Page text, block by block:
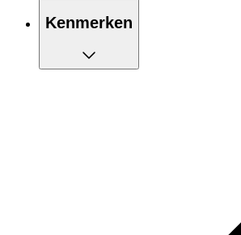
BPA-vrij
Kenmerken